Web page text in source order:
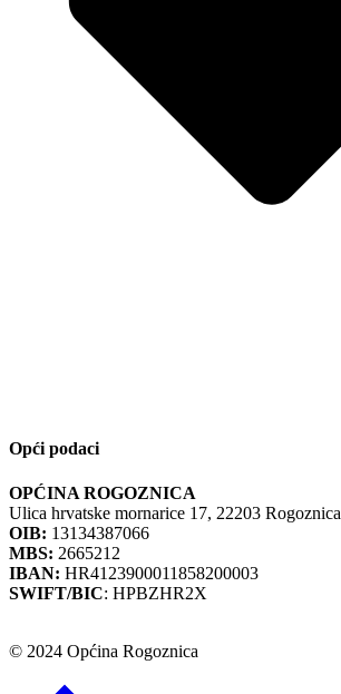
Opći podaci
OPĆINA ROGOZNICA
Ulica hrvatske mornarice 17, 22203 Rogoznica
OIB: 13134387066
MBS: 2665212
IBAN: HR4123900011858200003
SWIFT/BIC: HPBZHR2X
© 2024 Općina Rogoznica